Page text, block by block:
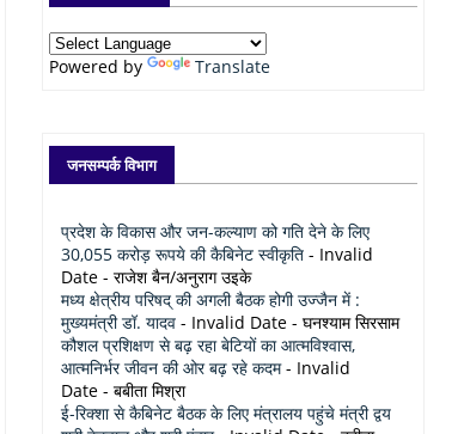
Powered by Translate
जनसम्पर्क विभाग
प्रदेश के विकास और जन-कल्याण को गति देने के लिए
30,055 करोड़ रूपये की कैबिनेट स्वीकृति - Invalid
Date - राजेश बैन/अनुराग उइके
मध्य क्षेत्रीय परिषद् की अगली बैठक होगी उज्जैन में :
मुख्यमंत्री डॉ. यादव - Invalid Date - घनश्याम सिरसाम
कौशल प्रशिक्षण से बढ़ रहा बेटियों का आत्मविश्वास,
आत्मनिर्भर जीवन की ओर बढ़ रहे कदम- Invalid
Date - बबीता मिश्रा
ई-रिक्शा से कैबिनेट बैठक के लिए मंत्रालय पहुंचे मंत्री द्वय